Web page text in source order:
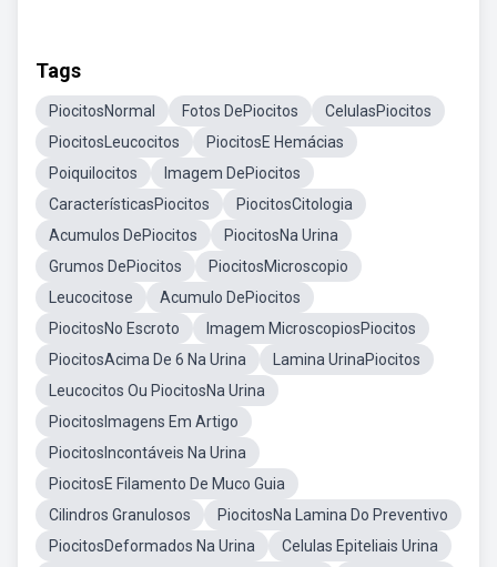
Tags
PiocitosNormal Fotos DePiocitos
CelulasPiocitos
PiocitosLeucocitos
PiocitosE Hemácias
Poiquilocitos
Imagem DePiocitos
CaracterísticasPiocitos
PiocitosCitologia
Acumulos DePiocitos
PiocitosNa Urina
Grumos DePiocitos
PiocitosMicroscopio
Leucocitose
Acumulo DePiocitos
PiocitosNo Escroto
Imagem MicroscopiosPiocitos
PiocitosAcima De 6 Na Urina
Lamina UrinaPiocitos
Leucocitos Ou PiocitosNa Urina
PiocitosImagens Em Artigo
PiocitosIncontáveis Na Urina
PiocitosE Filamento De Muco Guia
Cilindros Granulosos
PiocitosNa Lamina Do Preventivo
PiocitosDeformados Na Urina
Celulas Epiteliais Urina